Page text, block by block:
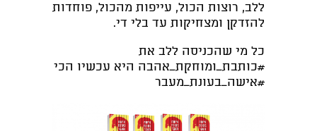
ללב, רוצות הכול, עייפות מהכול, פוחדות
להזדקן ומצחיקות עד בלי די.
כל מי שהכניסה ללב את
#כותבת_ומוחקת_אהבה היא עכשיו הכי
#אישה_בעונת_מעבר